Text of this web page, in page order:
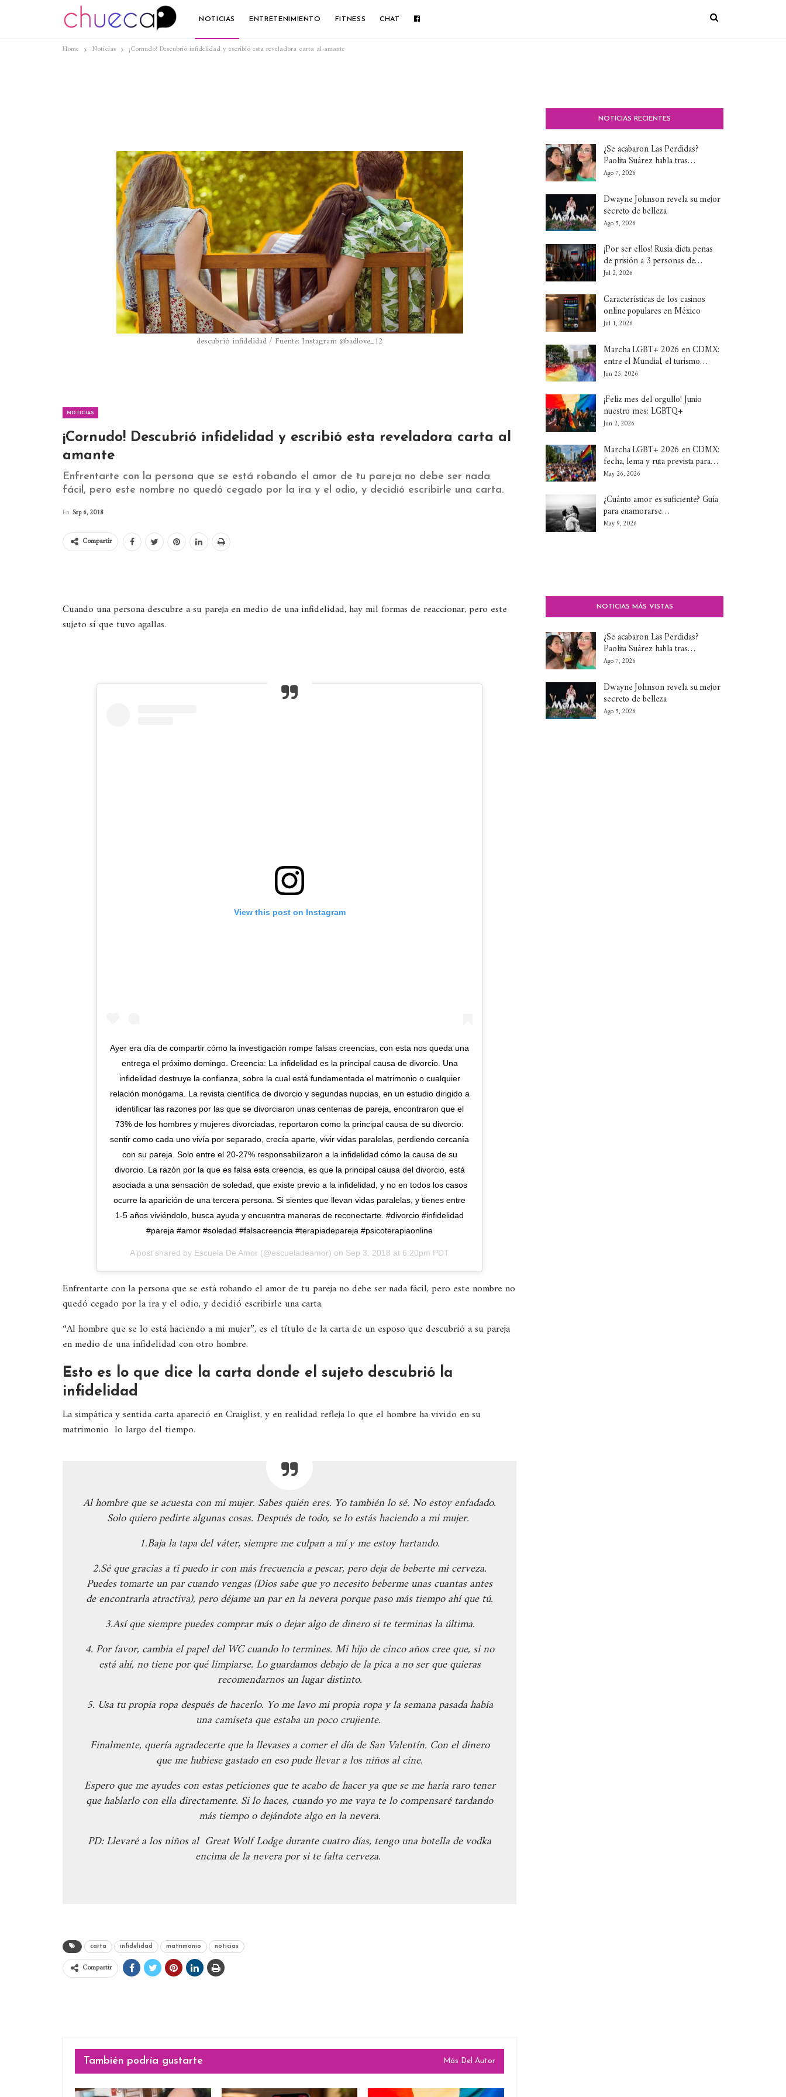
NOTICIAS ENTRETENIMIENTO FITNESS CHAT
Home Noticias ¡Cornudo! Descubrió infidelidad y escribió esta reveladora carta al amante
descubrió infidelidad / Fuente: Instagram @badlove_12
NOTICIAS
¡Cornudo! Descubrió infidelidad y escribió esta reveladora carta al
amante
Enfrentarte con la persona que se está robando el amor de tu pareja no debe ser nada
fácil, pero este nombre no quedó cegado por la ira y el odio, y decidió escribirle una carta.
En Sep 6, 2018
Compartir
Cuando una persona descubre a su pareja en medio de una infidelidad, hay mil formas de reaccionar, pero este
sujeto sí que tuvo agallas.
View this post on Instagram
Ayer era día de compartir cómo la investigación rompe falsas creencias, con esta nos queda una
entrega el próximo domingo. Creencia: La infidelidad es la principal causa de divorcio. Una
infidelidad destruye la confianza, sobre la cual está fundamentada el matrimonio o cualquier
relación monógama. La revista científica de divorcio y segundas nupcias, en un estudio dirigido a
identificar las razones por las que se divorciaron unas centenas de pareja, encontraron que el
73% de los hombres y mujeres divorciadas, reportaron como la principal causa de su divorcio:
sentir como cada uno vivía por separado, crecía aparte, vivir vidas paralelas, perdiendo cercanía
con su pareja. Solo entre el 20-27% responsabilizaron a la infidelidad cómo la causa de su
divorcio. La razón por la que es falsa esta creencia, es que la principal causa del divorcio, está
asociada a una sensación de soledad, que existe previo a la infidelidad, y no en todos los casos
ocurre la aparición de una tercera persona. Si sientes que llevan vidas paralelas, y tienes entre
1-5 años viviéndolo, busca ayuda y encuentra maneras de reconectarte. #divorcio #infidelidad
#pareja #amor #soledad #falsacreencia #terapiadepareja #psicoterapiaonline
A post shared by Escuela De Amor (@escueladeamor) on Sep 3, 2018 at 6:20pm PDT
Enfrentarte con la persona que se está robando el amor de tu pareja no debe ser nada fácil, pero este nombre no
quedó cegado por la ira y el odio, y decidió escribirle una carta.
“Al hombre que se lo está haciendo a mi mujer”, es el título de la carta de un esposo que descubrió a su pareja
en medio de una infidelidad con otro hombre.
Esto es lo que dice la carta donde el sujeto descubrió la
infidelidad
La simpática y sentida carta apareció en Craiglist, y en realidad refleja lo que el hombre ha vivido en su
matrimonio lo largo del tiempo.
Al hombre que se acuesta con mi mujer. Sabes quién eres. Yo también lo sé. No estoy enfadado.
Solo quiero pedirte algunas cosas. Después de todo, se lo estás haciendo a mi mujer.
1.Baja la tapa del váter, siempre me culpan a mí y me estoy hartando.
2.Sé que gracias a ti puedo ir con más frecuencia a pescar, pero deja de beberte mi cerveza.
Puedes tomarte un par cuando vengas (Dios sabe que yo necesito beberme unas cuantas antes
de encontrarla atractiva), pero déjame un par en la nevera porque paso más tiempo ahí que tú.
3.Así que siempre puedes comprar más o dejar algo de dinero si te terminas la última.
4. Por favor, cambia el papel del WC cuando lo termines. Mi hijo de cinco años cree que, si no
está ahí, no tiene por qué limpiarse. Lo guardamos debajo de la pica a no ser que quieras
recomendarnos un lugar distinto.
5. Usa tu propia ropa después de hacerlo. Yo me lavo mi propia ropa y la semana pasada había
una camiseta que estaba un poco crujiente.
Finalmente, quería agradecerte que la llevases a comer el día de San Valentín. Con el dinero
que me hubiese gastado en eso pude llevar a los niños al cine.
Espero que me ayudes con estas peticiones que te acabo de hacer ya que se me haría raro tener
que hablarlo con ella directamente. Si lo haces, cuando yo me vaya te lo compensaré tardando
más tiempo o dejándote algo en la nevera.
PD: Llevaré a los niños al Great Wolf Lodge durante cuatro días, tengo una botella de vodka
encima de la nevera por si te falta cerveza.
carta infidelidad matrimonio noticias
Compartir
También podría gustarte Más Del Autor
NOTICIAS RECIENTES
¿Se acabaron Las Perdidas?
Paolita Suárez habla tras…
Ago 7, 2026
Dwayne Johnson revela su mejor
secreto de belleza
Ago 5, 2026
¡Por ser ellos! Rusia dicta penas
de prisión a 3 personas de…
Jul 2, 2026
Características de los casinos
online populares en México
Jul 1, 2026
Marcha LGBT+ 2026 en CDMX:
entre el Mundial, el turismo…
Jun 25, 2026
¡Feliz mes del orgullo! Junio
nuestro mes: LGBTQ+
Jun 2, 2026
Marcha LGBT+ 2026 en CDMX:
fecha, lema y ruta prevista para…
May 26, 2026
¿Cuánto amor es suficiente? Guía
para enamorarse…
May 9, 2026
NOTICIAS MÁS VISTAS
¿Se acabaron Las Perdidas?
Paolita Suárez habla tras…
Ago 7, 2026
Dwayne Johnson revela su mejor
secreto de belleza
Ago 5, 2026